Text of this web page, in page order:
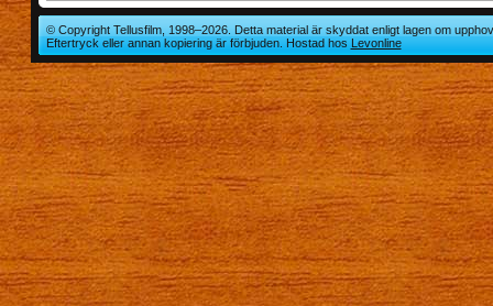
© Copyright Tellusfilm, 1998–2026. Detta material är skyddat enligt lagen om
Eftertryck eller annan kopiering är förbjuden. Hostad hosLevonline